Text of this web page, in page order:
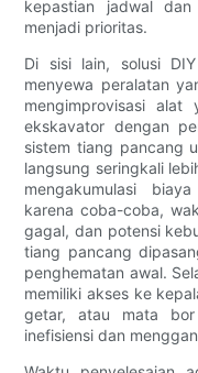
kepastian jadwal
menjadi prioritas.
Di sisi lain, solusi
menyewa peralatan
mengimprovisasi
ekskavator dengan
sistem tiang pancang
langsung seringkali
mengakumulasi
karena coba-coba,
gagal, dan potensi
tiang pancang
penghematan awal.
memiliki akses ke
getar, atau mata
inefisiensi dan